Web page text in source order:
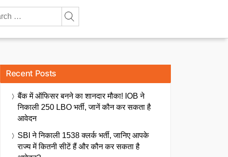
Recent Posts
बैंक में ऑफिसर बनने का शानदार मौका! IOB ने
निकाली 250 LBO भर्ती, जानें कौन कर सकता है
आवेदन
SBI ने निकाली 1538 क्लर्क भर्ती, जानिए आपके
राज्य में कितनी सीटें हैं और कौन कर सकता है